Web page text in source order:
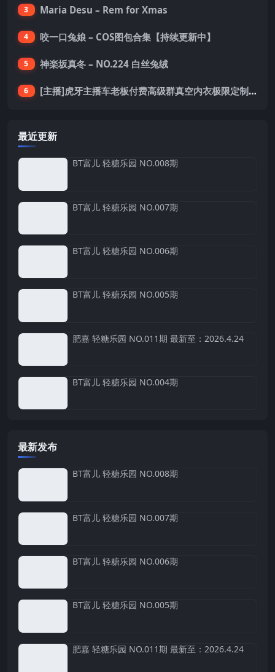
3 Maria Desu – Rem for Xmas
4 咬一口兔娘 – COS图包合集【持续更新中】
5 神楽坂真冬 – NO.224 白丝兔绒
6 [主播]虎牙主播车老板付费高级群真空内衣极限定制8分19
最近更新
BT富儿 轻糖乐园 NO.008期
BT富儿 轻糖乐园 NO.007期
BT富儿 轻糖乐园 NO.006期
BT富儿 轻糖乐园 NO.005期
肥嘉 轻糖乐园 NO.011期 最新至：2026.4.24
BT富儿 轻糖乐园 NO.004期
最新发布
BT富儿 轻糖乐园 NO.008期
BT富儿 轻糖乐园 NO.007期
BT富儿 轻糖乐园 NO.006期
BT富儿 轻糖乐园 NO.005期
肥嘉 轻糖乐园 NO.011期 最新至：2026.4.24